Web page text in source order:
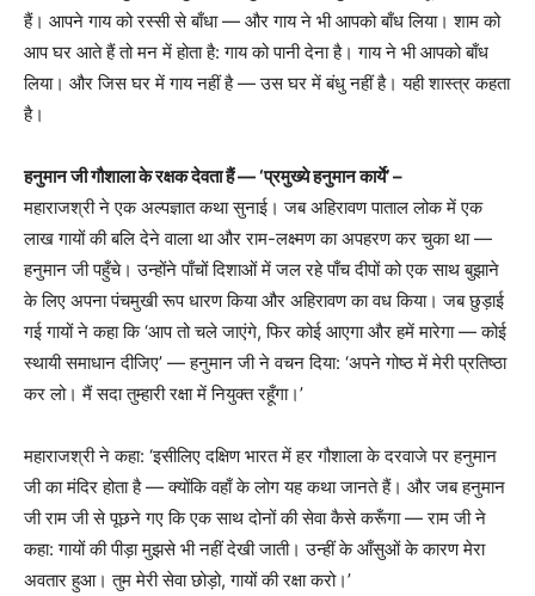
हैं। आपने गाय को रस्सी से बाँधा — और गाय ने भी आपको बाँध लिया। शाम को
आप घर आते हैं तो मन में होता है: गाय को पानी देना है। गाय ने भी आपको बाँध
लिया। और जिस घर में गाय नहीं है — उस घर में बंधु नहीं है। यही शास्त्र कहता
है।
हनुमान जी गौशाला के रक्षक देवता हैं — ‘प्रमुख्ये हनुमान कार्ये’ –
महाराजश्री ने एक अल्पज्ञात कथा सुनाई। जब अहिरावण पाताल लोक में एक
लाख गायों की बलि देने वाला था और राम-लक्ष्मण का अपहरण कर चुका था —
हनुमान जी पहुँचे। उन्होंने पाँचों दिशाओं में जल रहे पाँच दीपों को एक साथ बुझाने
के लिए अपना पंचमुखी रूप धारण किया और अहिरावण का वध किया। जब छुड़ाई
गई गायों ने कहा कि ‘आप तो चले जाएंगे, फिर कोई आएगा और हमें मारेगा — कोई
स्थायी समाधान दीजिए’ — हनुमान जी ने वचन दिया: ‘अपने गोष्ठ में मेरी प्रतिष्ठा
कर लो। मैं सदा तुम्हारी रक्षा में नियुक्त रहूँगा।’
महाराजश्री ने कहा: ‘इसीलिए दक्षिण भारत में हर गौशाला के दरवाजे पर हनुमान
जी का मंदिर होता है — क्योंकि वहाँ के लोग यह कथा जानते हैं। और जब हनुमान
जी राम जी से पूछने गए कि एक साथ दोनों की सेवा कैसे करूँगा — राम जी ने
कहा: गायों की पीड़ा मुझसे भी नहीं देखी जाती। उन्हीं के आँसुओं के कारण मेरा
अवतार हुआ। तुम मेरी सेवा छोड़ो, गायों की रक्षा करो।’